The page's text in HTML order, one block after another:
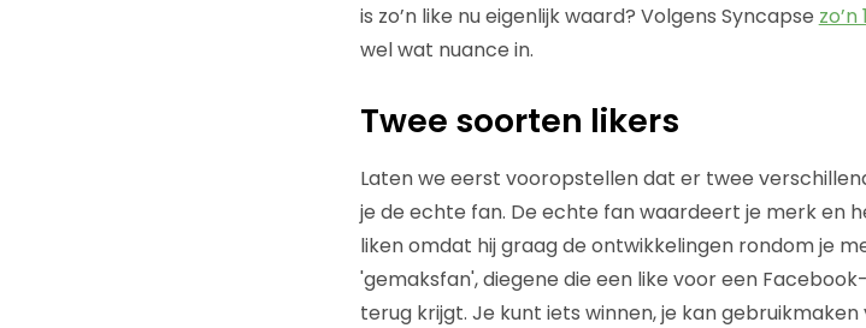
is zo’n like nu eigenlijk waard? Volgens Syncapse
wel wat nuance in.
Twee soorten likers
Laten we eerst vooropstellen dat er twee
je de echte fan. De echte fan waardeert je merk en
liken omdat hij graag de ontwikkelingen rondom je
'gemaksfan', diegene die een like voor een
terug krijgt. Je kunt iets winnen, je kan